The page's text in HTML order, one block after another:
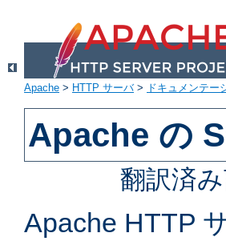
Apache > HTTP サーバ> ドキュメンテー
Apache の
翻訳済
Apache HTTP